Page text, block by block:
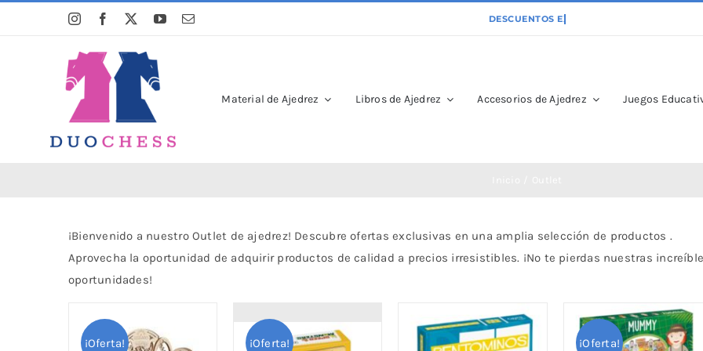
Material de Ajedrez Libros de Ajedrez Accesorios de Ajedrez Juegos
¡Bienvenido a nuestro Outlet de ajedrez! Descubre ofertas exclusivas en una amplia selección de productos .
Aprovecha la oportunidad de adquirir productos de calidad a precios irresistibles. ¡No te pierdas nuestras
oportunidades!
¡Oferta! ¡Oferta! ¡Oferta!